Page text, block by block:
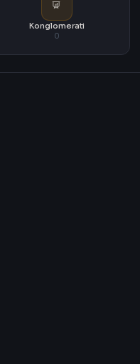
Konglomerati
0